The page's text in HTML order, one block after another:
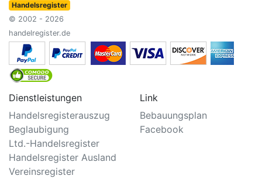
Handelsregister
© 2002 - 2026
handelregister.de
Dienstleistungen
Handelsregisterauszug
Beglaubigung
Ltd.-Handelsregister
Handelsregister Ausland
Vereinsregister
Link
Bebauungsplan
Facebook